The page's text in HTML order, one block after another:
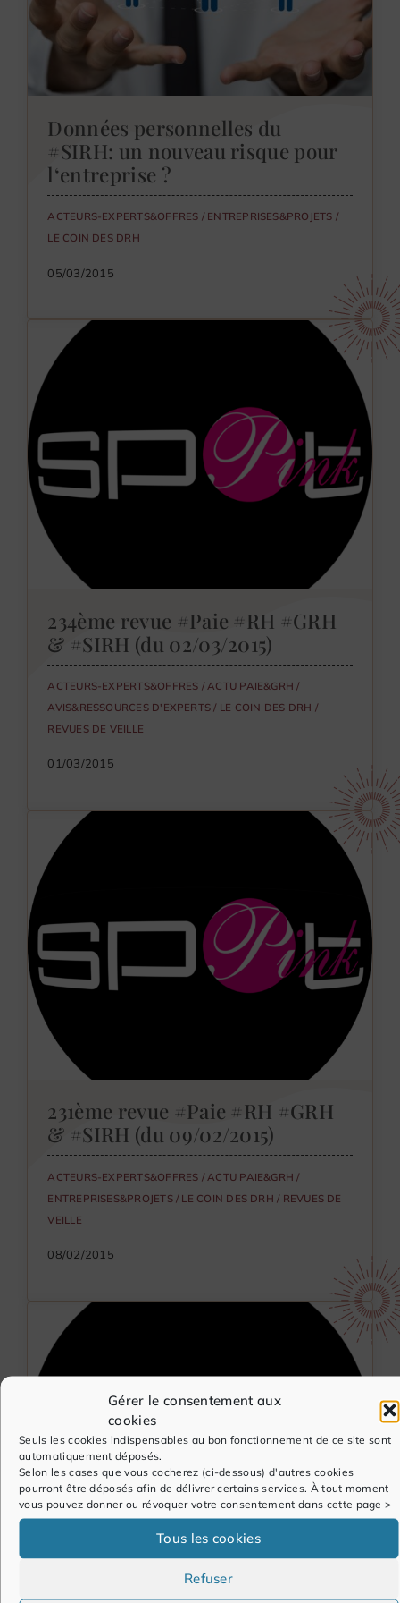
Gérer le consentement aux
cookies
Seuls les cookies indispensables au bon fonctionnement de ce site sont
automatiquement déposés.
Selon les cases que vous cocherez (ci-dessous) d'autres cookies
pourront être déposés afin de délivrer certains services. À tout moment
vous pouvez donner ou révoquer votre consentement dans cette page >
Tous les cookies
Refuser
Données personnelles du
#SIRH: un nouveau risque pour
l‘entreprise ?
ACTEURS-EXPERTS&OFFRES / ENTREPRISES&PROJETS /
LE COIN DES DRH
05/03/2015
234ème revue #Paie #RH #GRH
& #SIRH (du 02/03/2015)
ACTEURS-EXPERTS&OFFRES /ACTU PAIE&GRH /
AVIS&RESSOURCES D'EXPERTS / LE COIN DES DRH /
REVUES DE VEILLE
01/03/2015
231ème revue #Paie #RH #GRH
& #SIRH (du 09/02/2015)
ACTEURS-EXPERTS&OFFRES / ACTU PAIE&GRH /
ENTREPRISES&PROJETS/ LE COIN DES DRH / REVUES DE
VEILLE
08/02/2015